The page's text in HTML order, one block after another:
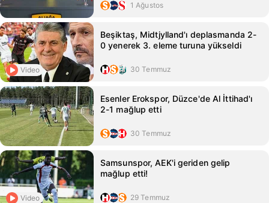
1 Ağustos
Video
Beşiktaş, Midtjylland'ı deplasmanda 2-
0 yenerek 3. eleme turuna yükseldi
30 Temmuz
Esenler Erokspor, Düzce'de Al İttihad'ı
2-1 mağlup etti
30 Temmuz
Video
Samsunspor, AEK'i geriden gelip
mağlup etti!
29 Temmuz